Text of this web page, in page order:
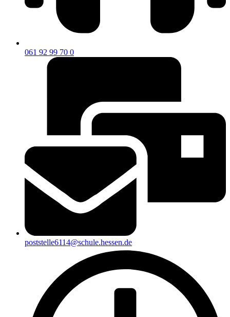
061 92 99 70 0
poststelle6114@schule.hessen.de